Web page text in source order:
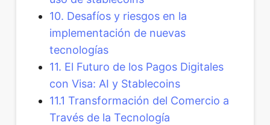
10. Desafíos y riesgos en la
implementación de nuevas
tecnologías
11. El Futuro de los Pagos Digitales
con Visa: AI y Stablecoins
11.1 Transformación del Comercio a
Través de la Tecnología